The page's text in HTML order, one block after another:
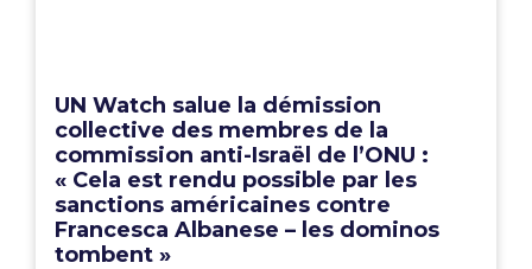
UN Watch salue la démission
collective des membres de la
commission anti-Israël de l’ONU :
« Cela est rendu possible par les
sanctions américaines contre
Francesca Albanese – les dominos
tombent »